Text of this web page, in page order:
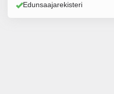
Edunsaajarekisteri